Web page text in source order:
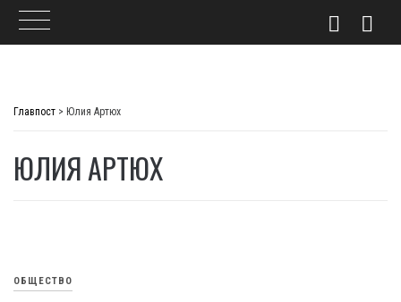
Главпост > Юлия Артюх
ЮЛИЯ АРТЮХ
ОБЩЕСТВО